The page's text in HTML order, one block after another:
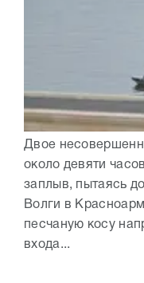
Двое
около девяти
заплыв, пытаясь
Волги в
песчаную косу
входа...